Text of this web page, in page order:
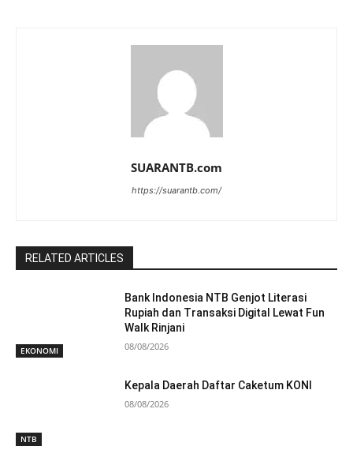
SUARANTB.com
https://suarantb.com/
RELATED ARTICLES
EKONOMI
Bank Indonesia NTB Genjot Literasi
Rupiah dan Transaksi Digital Lewat Fun
Walk Rinjani
08/08/2026
NTB
Kepala Daerah Daftar Caketum KONI
08/08/2026